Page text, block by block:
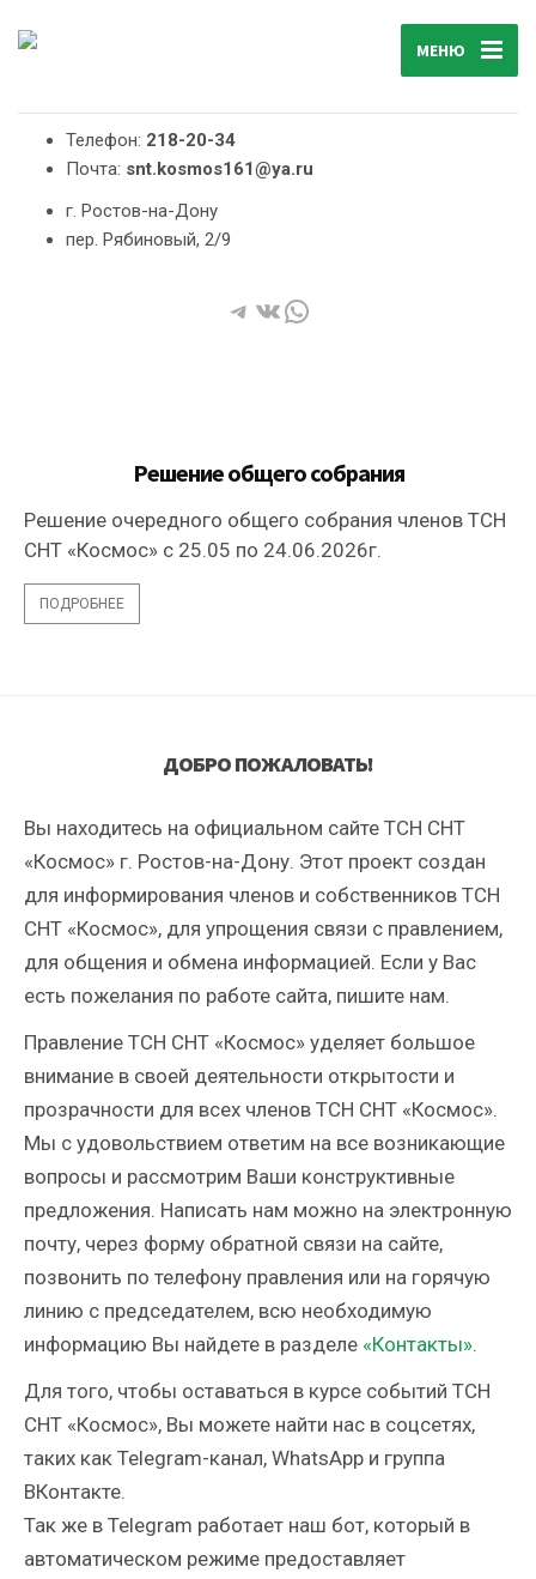
МЕНЮ
Телефон: 218-20-34
Почта: snt.kosmos161@ya.ru
г. Ростов-на-Дону
пер. Рябиновый, 2/9
Telegram
ВКонтакте
WhatsApp
Решение общего собрания
Решение очередного общего собрания членов ТСН
СНТ «Космос» с 25.05 по 24.06.2026г.
ПОДРОБНЕЕ
ДОБРО ПОЖАЛОВАТЬ!
Вы находитесь на официальном сайте ТСН СНТ
«Космос» г. Ростов-на-Дону. Этот проект создан
для информирования членов и собственников ТСН
СНТ «Космос», для упрощения связи с правлением,
для общения и обмена информацией. Если у Вас
есть пожелания по работе сайта, пишите нам.
Правление ТСН СНТ «Космос» уделяет большое
внимание в своей деятельности открытости и
прозрачности для всех членов ТСН СНТ «Космос».
Мы с удовольствием ответим на все возникающие
вопросы и рассмотрим Ваши конструктивные
предложения. Написать нам можно на электронную
почту, через форму обратной связи на сайте,
позвонить по телефону правления или на горячую
линию с председателем, всю необходимую
информацию Вы найдете в разделе «Контакты».
Для того, чтобы оставаться в курсе событий ТСН
СНТ «Космос», Вы можете найти нас в соцсетях,
таких как Telegram-канал, WhatsApp и группа
ВКонтакте.
Так же в Telegram работает наш бот, который в
автоматическом режиме предоставляет